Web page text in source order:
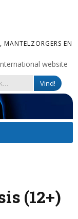
MANTELZORGERS EN
website
(12+)